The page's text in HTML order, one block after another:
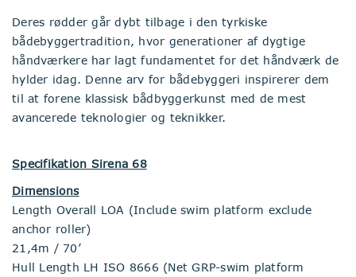
Deres rødder går dybt tilbage i den tyrkiske
bådebyggertradition, hvor generationer af dygtige
håndværkere har lagt fundamentet for det håndværk de
hylder idag. Denne arv for bådebyggeri inspirerer dem
til at forene klassisk bådbyggerkunst med de mest
avancerede teknologier og teknikker.
Specifikation Sirena 68
Dimensions
Length Overall LOA (Include swim platform exclude
anchor roller)
21,4m / 70’
Hull Length LH ISO 8666 (Net GRP-swim platform